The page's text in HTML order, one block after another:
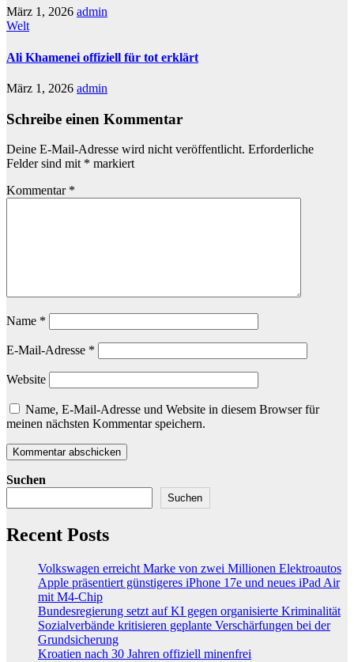
März 1, 2026 admin
Welt
Ali Khamenei offiziell für tot erklärt
März 1, 2026 admin
Schreibe einen Kommentar
Deine E-Mail-Adresse wird nicht veröffentlicht. Erforderliche
Felder sind mit * markiert
Kommentar *
Name *
E-Mail-Adresse *
Website
Name, E-Mail-Adresse und Website in diesem Browser für
meinen nächsten Kommentar speichern.
Suchen
Suchen
Recent Posts
Volkswagen erreicht Marke von zwei Millionen Elektroautos
Apple präsentiert günstigeres iPhone 17e und neues iPad Air
mit M4-Chip
Bundesregierung setzt auf KI gegen organisierte Kriminalität
Sozialverbände kritisieren geplante Verschärfungen bei der
Grundsicherung
Kroatien nach 30 Jahren offiziell minenfrei